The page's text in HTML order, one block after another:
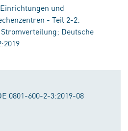
und
- Teil 2-2:
Deutsche
0801-600-2-3:2019-08